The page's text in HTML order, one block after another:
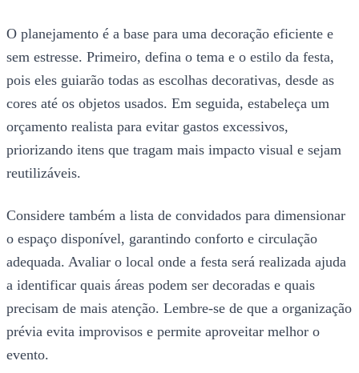
O planejamento é a base para uma decoração eficiente e
sem estresse. Primeiro, defina o tema e o estilo da festa,
pois eles guiarão todas as escolhas decorativas, desde as
cores até os objetos usados. Em seguida, estabeleça um
orçamento realista para evitar gastos excessivos,
priorizando itens que tragam mais impacto visual e sejam
reutilizáveis.
Considere também a lista de convidados para dimensionar
o espaço disponível, garantindo conforto e circulação
adequada. Avaliar o local onde a festa será realizada ajuda
a identificar quais áreas podem ser decoradas e quais
precisam de mais atenção. Lembre-se de que a organização
prévia evita improvisos e permite aproveitar melhor o
evento.